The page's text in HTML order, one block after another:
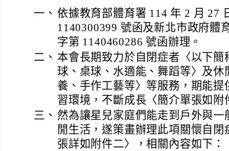
一、 依據教育部體育署 114 年 2 月 27
1140300399 號函及新北市政府體
字第 1140460286 號函辦理。
二、 本會長期致力於自閉症者〈以下簡
球、桌球、水適能、舞蹈等〉及
養、手作工藝等〉等服務，期能
習環境，不斷成長〈簡介單張如附
三、 然為讓星兒家庭們能走到戶外與
閒生活，遂策畫辦理此項關懷自
張詳如附件二〉，相關內容如下：